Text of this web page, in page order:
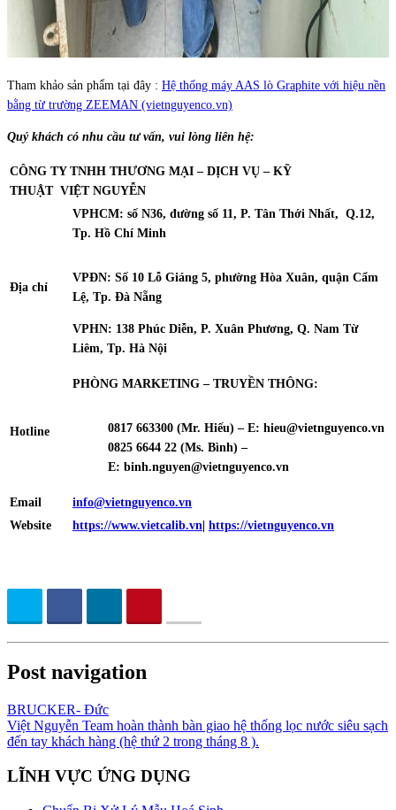
Tham khảo sản phẩm tại đây : Hệ thống máy AAS lò Graphite với hiệu nền
bằng từ trường ZEEMAN (vietnguyenco.vn)
Quý khách có nhu cầu tư vấn, vui lòng liên hệ:
CÔNG TY TNHH THƯƠNG MẠI – DỊCH VỤ – KỸ
THUẬT VIỆT NGUYỄN
Địa chỉ
VPHCM: số N36, đường số 11, P. Tân Thới Nhất, Q.12,
Tp. Hồ Chí Minh
VPĐN: Số 10 Lỗ Giáng 5, phường Hòa Xuân, quận Cẩm
Lệ, Tp. Đà Nẵng
VPHN: 138 Phúc Diễn, P. Xuân Phương, Q. Nam Từ
Liêm, Tp. Hà Nội
Hotline
PHÒNG MARKETING – TRUYỀN THÔNG:
0817 663300 (Mr. Hiếu) – E: hieu@vietnguyenco.vn
0825 6644 22 (Ms. Bình) –
E: binh.nguyen@vietnguyenco.vn
Email
info@vietnguyenco.vn
Website
https://www.vietcalib.vn| https://vietnguyenco.vn
Post navigation
BRUCKER- Đức
Việt Nguyễn Team hoàn thành bàn giao hệ thống lọc nước siêu sạch
đến tay khách hàng (hệ thứ 2 trong tháng 8 ).
LĨNH VỰC ỨNG DỤNG